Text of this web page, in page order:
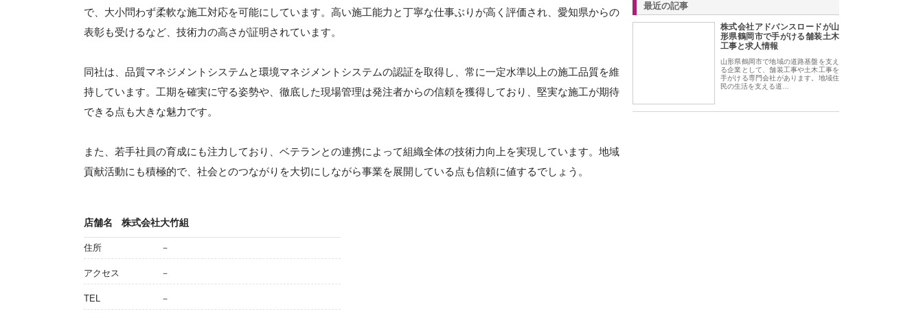
で、大小問わず柔軟な施工対応を可能にしています。高い施工能力と丁寧な仕事ぶりが高く評価され、愛知県からの
表彰も受けるなど、技術力の高さが証明されています。
同社は、品質マネジメントシステムと環境マネジメントシステムの認証を取得し、常に一定水準以上の施工品質を維
持しています。工期を確実に守る姿勢や、徹底した現場管理は発注者からの信頼を獲得しており、堅実な施工が期待
できる点も大きな魅力です。
また、若手社員の育成にも注力しており、ベテランとの連携によって組織全体の技術力向上を実現しています。地域
貢献活動にも積極的で、社会とのつながりを大切にしながら事業を展開している点も信頼に値するでしょう。
店舗名 株式会社大竹組
住所 －
アクセス －
TEL －
最近の記事
株式会社アドバンスロードが山
形県鶴岡市で手がける舗装土木
工事と求人情報
山形県鶴岡市で地域の道路基盤を支え
る企業として、舗装工事や土木工事を
手がける専門会社があります。地域住
民の生活を支える道…